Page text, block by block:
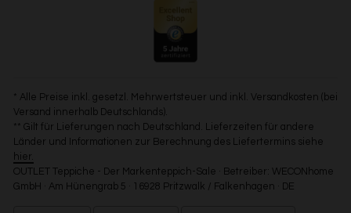
* Alle Preise inkl. gesetzl. Mehrwertsteuer und inkl. Versandkosten (bei
Versand innerhalb Deutschlands).
** Gilt für Lieferungen nach Deutschland. Lieferzeiten für andere
Länder und Informationen zur Berechnung des Liefertermins siehe
hier.
OUTLET Teppiche - Der Markenteppich-Sale · Betreiber: WECONhome
GmbH · Am Hünengrab 5 · 16928 Pritzwalk / Falkenhagen · DE